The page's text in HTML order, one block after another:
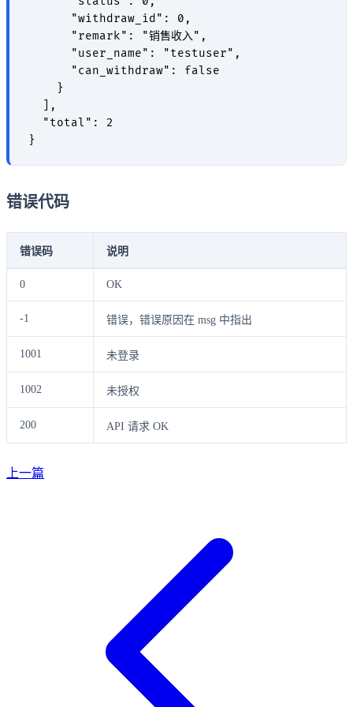
      "withdraw_id": 0,
      "remark": "销售收入",
      "user_name": "testuser",
      "can_withdraw": false
    }
  ],
  "total": 2
错误代码
错误码 说明
0 OK
-1 错误，错误原因在 msg 中指出
1001 未登录
1002 未授权
200 API 请求 OK
上一篇